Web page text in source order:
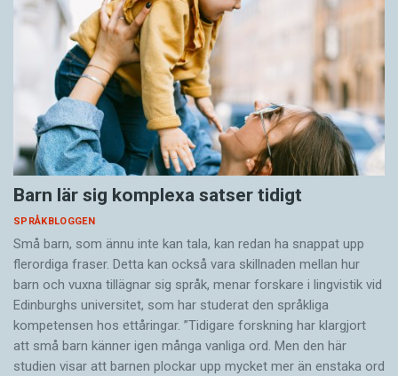
Barn lär sig komplexa satser tidigt
SPRÅKBLOGGEN
Små barn, som ännu inte kan tala, kan redan ha snappat upp
flerordiga fraser. Detta kan också vara skillnaden mellan hur
barn och vuxna tillägnar sig språk, menar forskare i lingvistik vid
Edinburghs universitet, som har studerat den språkliga
kompetensen hos ettåringar. ”Tidigare forskning har klargjort
att små barn känner igen många vanliga ord. Men den här
studien visar att barnen plockar upp mycket mer än enstaka ord